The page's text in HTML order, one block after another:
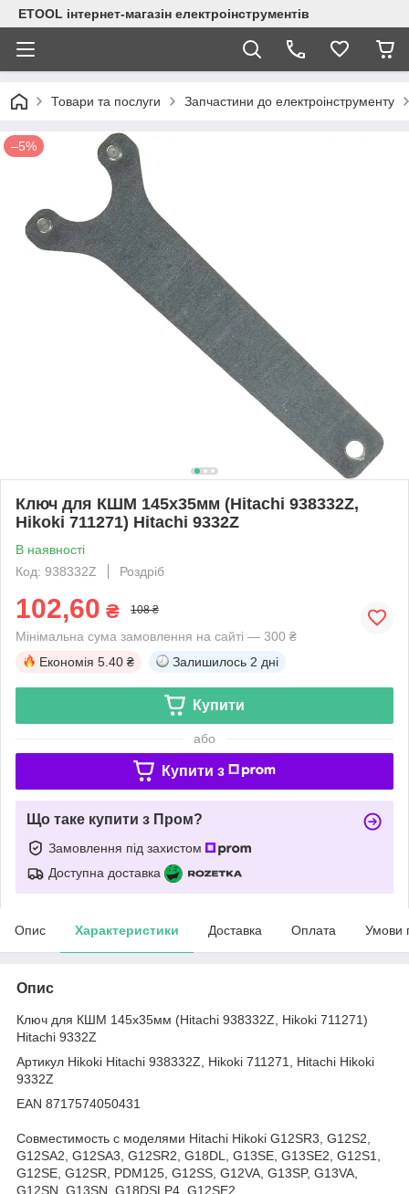
ETOOL інтернет-магазін електроінструментів
Товари та послуги Запчастини до електроінструменту
–5%
Ключ для КШМ 145х35мм (Hitachi 938332Z,
Hikoki 711271) Hitachi 9332Z
В наявності
Код: 938332Z
Роздріб
102,60 ₴ 108 ₴
Мінімальна сума замовлення на сайті — 300 ₴
Економія 5.40 ₴ Залишилось 2 дні
Купити
або
Купити з
Що таке купити з Пром?
Замовлення під захистом
Доступна доставка
Опис Характеристики Доставка Оплата Умови
Опис
Ключ для КШМ 145х35мм (Hitachi 938332Z, Hikoki 711271)
Hitachi 9332Z
Артикул Hikoki Hitachi 938332Z, Hikoki 711271, Hitachi Hikoki
9332Z
EAN 8717574050431
Совместимость с моделями Hitachi Hikoki G12SR3, G12S2,
G12SA2, G12SA3, G12SR2, G18DL, G13SE, G13SE2, G12S1,
G12SE, G12SR, PDM125, G12SS, G12VA, G13SP, G13VA,
G12SN, G13SN, G18DSLP4, G12SE2